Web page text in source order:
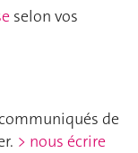
selon vos
de
> nous écrire